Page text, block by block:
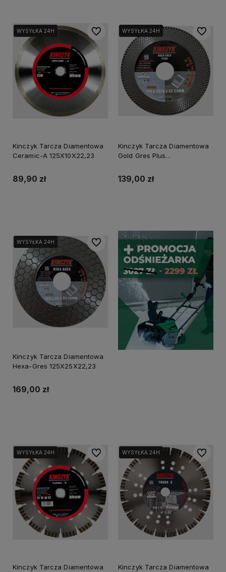
WYSYŁKA 24H
WYSYŁKA 24H
WYSYŁKA 24H
Kinczyk Tarcza Diamentowa
Ceramic-A 125X10X22,23
89,90 zł
Do ulubionychWYSYŁKA 24H
WYSYŁKA 24H
Kinczyk Tarcza Diamentowa
Gold Gres Plus
139,00 zł
Do
WYSYŁKA 24H
WYSYŁKA 24H
Kinczyk Tarcza Diamentowa
Hexa-Gres 125X25X22,23
169,00 zł
Do ulubionych
WYSYŁKA 24H
WYSYŁKA 24H
Kinczyk Tarcza Diamentowa
Do ulubionychWYSYŁKA 24H
WYSYŁKA 24H
Kinczyk Tarcza Diamentowa
Do